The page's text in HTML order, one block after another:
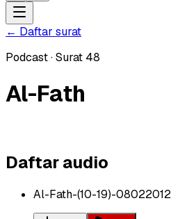
← Daftar surat
Podcast·Surat 48
Al-Fath
Daftar audio
Al-Fath-(10-19)-08022012